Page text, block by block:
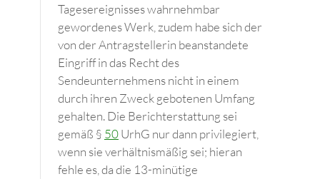
Tagesereignisses wahrnehmbar
gewordenes Werk, zudem habe sich der
von der Antragstellerin beanstandete
Eingriff in das Recht des
Sendeunternehmens nicht in einem
durch ihren Zweck gebotenen Umfang
gehalten. Die Berichterstattung sei
gemäß § 50UrhG nur dann privilegiert,
wenn sie verhältnismäßig sei; hieran
fehle es, da die 13-minütige